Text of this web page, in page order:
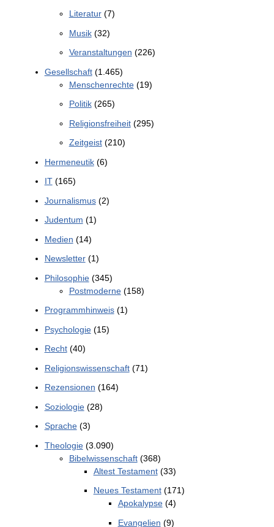
Literatur(7)
Musik(32)
Veranstaltungen (226)
Gesellschaft(1.465)
Menschenrechte(19)
Politik(265)
Religionsfreiheit(295)
Zeitgeist(210)
Hermeneutik(6)
IT(165)
Journalismus(2)
Judentum (1)
Medien (14)
Newsletter(1)
Philosophie(345)
Postmoderne(158)
Programmhinweis(1)
Psychologie(15)
Recht(40)
Religionswissenschaft(71)
Rezensionen (164)
Soziologie(28)
Sprache(3)
Theologie(3.090)
Bibelwissenschaft(368)
Altest Testament(33)
Neues Testament(171)
Apokalypse(4)
Evangelien (9)